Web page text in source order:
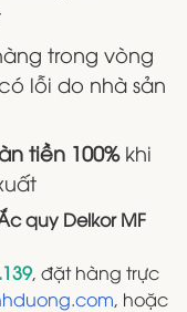
trong vòng
lỗi do nhà sản
tiền 100%khi
quy Delkor MF
, đặt hàng trực
, hoặc